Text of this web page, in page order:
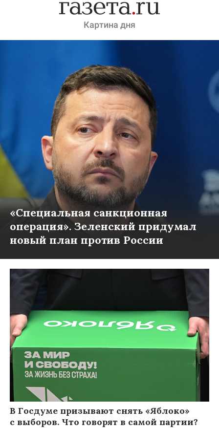
Картина дня
«Специальная санкционная
операция». Зеленский придумал
новый план против России
В Госдуме призывают снять «Яблоко»
с выборов. Что говорят в самой партии?